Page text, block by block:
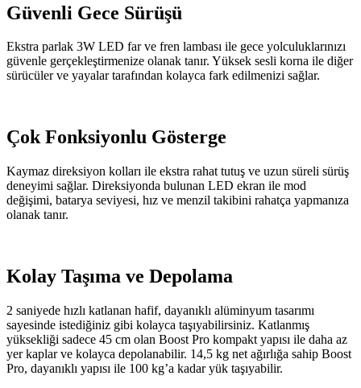
Güvenli Gece Sürüşü
Ekstra parlak 3W LED far ve fren lambası ile gece yolculuklarınızı
güvenle gerçekleştirmenize olanak tanır. Yüksek sesli korna ile diğer
sürücüler ve yayalar tarafından kolayca fark edilmenizi sağlar.
Çok Fonksiyonlu Gösterge
Kaymaz direksiyon kolları ile ekstra rahat tutuş ve uzun süreli sürüş
deneyimi sağlar. Direksiyonda bulunan LED ekran ile mod
değişimi, batarya seviyesi, hız ve menzil takibini rahatça yapmanıza
olanak tanır.
Kolay Taşıma ve Depolama
2 saniyede hızlı katlanan hafif, dayanıklı alüminyum tasarımı
sayesinde istediğiniz gibi kolayca taşıyabilirsiniz. Katlanmış
yüksekliği sadece 45 cm olan Boost Pro kompakt yapısı ile daha az
yer kaplar ve kolayca depolanabilir. 14,5 kg net ağırlığa sahip Boost
Pro, dayanıklı yapısı ile 100 kg’a kadar yük taşıyabilir.